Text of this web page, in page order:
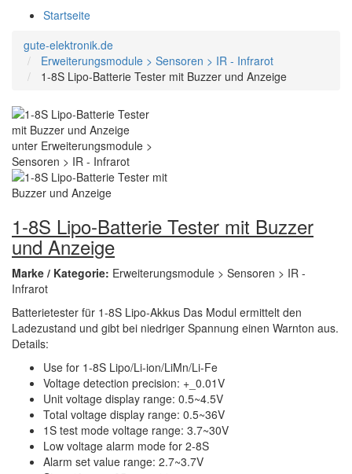
Startseite
gute-elektronik.de
Erweiterungsmodule > Sensoren > IR - Infrarot
1-8S Lipo-Batterie Tester mit Buzzer und Anzeige
1-8S Lipo-Batterie Tester mit Buzzer
und Anzeige
Marke / Kategorie: Erweiterungsmodule > Sensoren > IR -
Infrarot
Batterietester für 1-8S Lipo-Akkus Das Modul ermittelt den
Ladezustand und gibt bei niedriger Spannung einen Warnton aus.
Details:
Use for 1-8S Lipo/Li-ion/LiMn/Li-Fe
Voltage detection precision: +_0.01V
Unit voltage display range: 0.5~4.5V
Total voltage display range: 0.5~36V
1S test mode voltage range: 3.7~30V
Low voltage alarm mode for 2-8S
Alarm set value range: 2.7~3.7V